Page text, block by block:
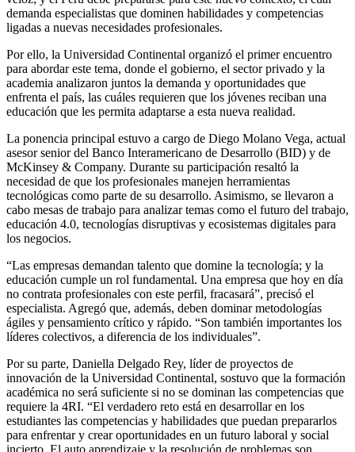
demanda especialistas que dominen habilidades y competencias
ligadas a nuevas necesidades profesionales.
Por ello, la Universidad Continental organizó el primer encuentro
para abordar este tema, donde el gobierno, el sector privado y la
academia analizaron juntos la demanda y oportunidades que
enfrenta el país, las cuáles requieren que los jóvenes reciban una
educación que les permita adaptarse a esta nueva realidad.
La ponencia principal estuvo a cargo de Diego Molano Vega, actual
asesor senior del Banco Interamericano de Desarrollo (BID) y de
McKinsey & Company. Durante su participación resaltó la
necesidad de que los profesionales manejen herramientas
tecnológicas como parte de su desarrollo. Asimismo, se llevaron a
cabo mesas de trabajo para analizar temas como el futuro del trabajo,
educación 4.0, tecnologías disruptivas y ecosistemas digitales para
los negocios.
“Las empresas demandan talento que domine la tecnología; y la
educación cumple un rol fundamental. Una empresa que hoy en día
no contrata profesionales con este perfil, fracasará”, precisó el
especialista. Agregó que, además, deben dominar metodologías
ágiles y pensamiento crítico y rápido. “Son también importantes los
líderes colectivos, a diferencia de los individuales”.
Por su parte, Daniella Delgado Rey, líder de proyectos de
innovación de la Universidad Continental, sostuvo que la formación
académica no será suficiente si no se dominan las competencias que
requiere la 4RI. “El verdadero reto está en desarrollar en los
estudiantes las competencias y habilidades que puedan prepararlos
para enfrentar y crear oportunidades en un futuro laboral y social
incierto. El auto aprendizaje y la resolución de problemas son